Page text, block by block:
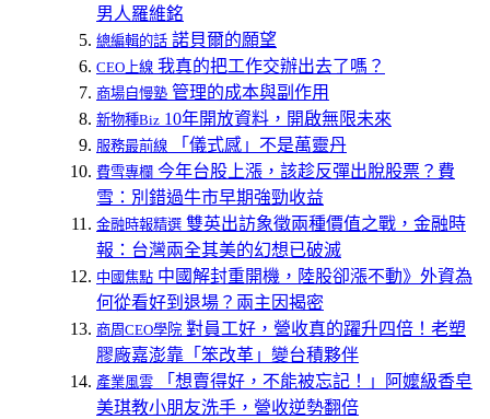
男人羅維銘
總編輯的話 諾貝爾的願望
CEO上線 我真的把工作交辦出去了嗎？
商場自慢塾 管理的成本與副作用
新物種Biz 10年開放資料，開啟無限未來
服務最前線 「儀式感」不是萬靈丹
費雪專欄 今年台股上漲，該趁反彈出脫股票？費
雪：別錯過牛市早期強勁收益
金融時報精選 雙英出訪象徵兩種價值之戰，金融時
報：台灣兩全其美的幻想已破滅
中國焦點 中國解封重開機，陸股卻漲不動》外資為
何從看好到退場？兩主因揭密
商周CEO學院 對員工好，營收真的躍升四倍！老塑
膠廠嘉澎靠「笨改革」變台積夥伴
產業風雲 「想賣得好，不能被忘記！」阿嬤級香皂
美琪教小朋友洗手，營收逆勢翻倍